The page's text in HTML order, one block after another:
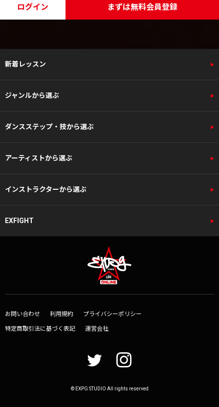
ログイン まずは無料会員登録
新着レッスン
ジャンルから選ぶ
ダンスステップ・技から選ぶ
アーティストから選ぶ
インストラクターから選ぶ
EXFIGHT
お問い合わせ 利用規約 プライバシーポリシー
特定商取引法に基づく表記 運営会社
© EXPG STUDIO All rights reserved